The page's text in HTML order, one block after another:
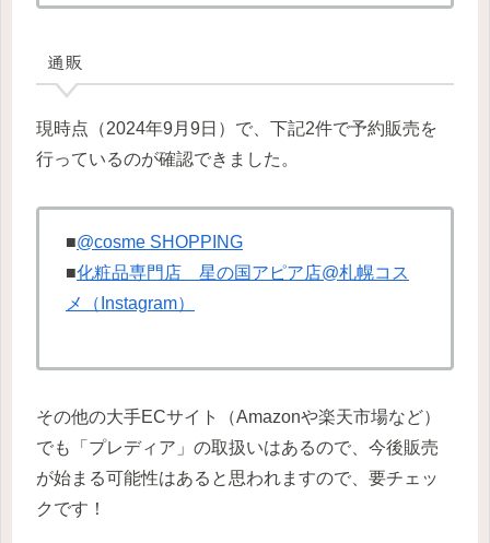
通販
現時点（2024年9月9日）で、下記2件で予約販売を
行っているのが確認できました。
■@cosme SHOPPING
■化粧品専門店 星の国アピア店@札幌コス
メ（Instagram）
その他の大手ECサイト（Amazonや楽天市場など）
でも「プレディア」の取扱いはあるので、今後販売
が始まる可能性はあると思われますので、要チェッ
クです！